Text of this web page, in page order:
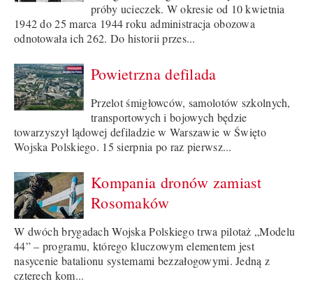
próby ucieczek. W okresie od 10 kwietnia
1942 do 25 marca 1944 roku administracja obozowa
odnotowała ich 262. Do historii przes...
Powietrzna defilada
Przelot śmigłowców, samolotów szkolnych,
transportowych i bojowych będzie
towarzyszył lądowej defiladzie w Warszawie w Święto
Wojska Polskiego. 15 sierpnia po raz pierwsz...
Kompania dronów zamiast
Rosomaków
W dwóch brygadach Wojska Polskiego trwa pilotaż „Modelu
44” – programu, którego kluczowym elementem jest
nasycenie batalionu systemami bezzałogowymi. Jedną z
czterech kom...